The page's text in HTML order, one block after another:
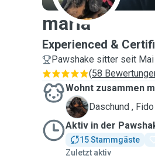
maria
Experienced &
Pawshake sitter seit
(58
Wohnt zusammen
F
Daschund , Fido
Aktiv in der
15 Stammgäste
Zuletzt aktiv